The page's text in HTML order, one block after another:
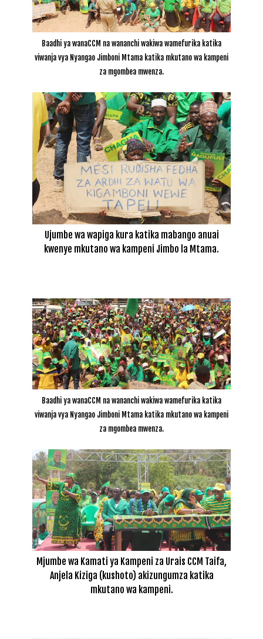
Baadhi ya wanaCCM na wananchi wakiwa wamefurika katika
viwanja vya Nyangao Jimboni Mtama katika mkutano wa kampeni
za mgombea mwenza.
Ujumbe wa wapiga kura katika mabango anuai
kwenye mkutano wa kampeni Jimbo la Mtama.
Baadhi ya wanaCCM na wananchi wakiwa wamefurika katika
viwanja vya Nyangao Jimboni Mtama katika mkutano wa kampeni
za mgombea mwenza.
Mjumbe wa Kamati ya Kampeni za Urais CCM Taifa,
Anjela Kiziga (kushoto) akizungumza katika
mkutano wa kampeni.